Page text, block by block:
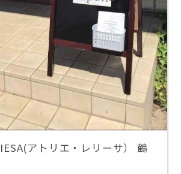
アトリエ・レリーサ） 鶴